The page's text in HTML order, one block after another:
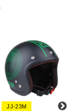
JJ-23M